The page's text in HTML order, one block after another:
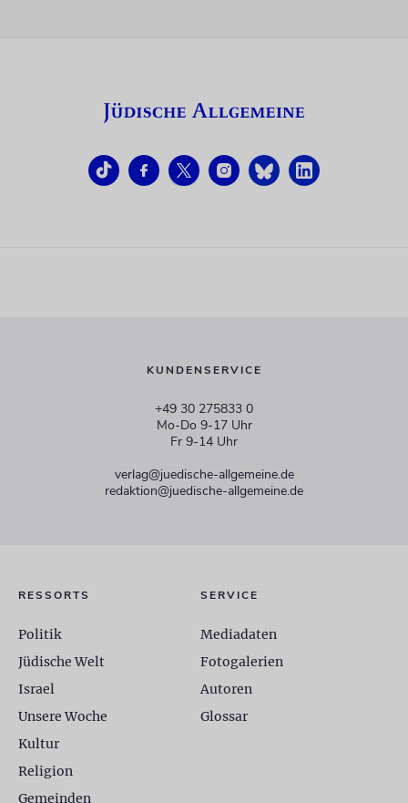
KUNDENSERVICE
+49 30 275833 0
Mo-Do 9-17 Uhr
Fr 9-14 Uhr
verlag@juedische-allgemeine.de
redaktion@juedische-allgemeine.de
RESSORTS
Politik
Jüdische Welt
Israel
Unsere Woche
Kultur
Religion
Gemeinden
SERVICE
Mediadaten
Fotogalerien
Autoren
Glossar